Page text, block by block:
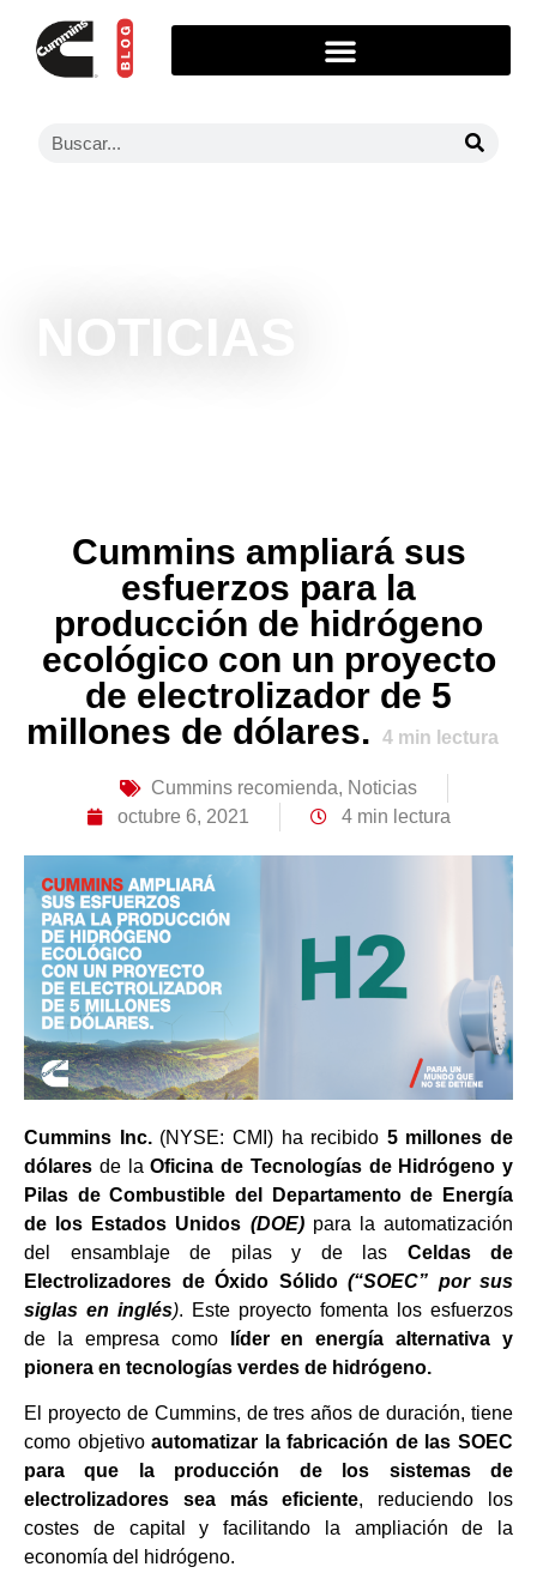
NOTICIAS
Cummins ampliará sus
esfuerzos para la
producción de hidrógeno
ecológico con un proyecto
de electrolizador de 5
millones de dólares.
4 min lectura
Cummins recomienda, Noticias
octubre 6, 2021
4 min lectura
Cummins Inc.(NYSE: CMI) ha recibido 5 millones de
dólares de laOficina de Tecnologías de Hidrógeno y
Pilas de Combustible del Departamento de Energía
de los Estados Unidos (DOE)para la automatización
del ensamblaje de pilas y de las Celdas de
Electrolizadores de Óxido Sólido (“SOEC” por sus
siglas en inglés). Este proyecto fomenta los esfuerzos
de la empresa como
líder en energía alternativa y
pionera en tecnologías verdes de hidrógeno.
El proyecto de Cummins, de tres años de duración, tiene
como objetivoautomatizar la fabricación de las SOEC
para que la producción de los sistemas de
electrolizadores sea más eficiente, reduciendo los
costes de capital y facilitando la ampliación de la
economía del hidrógeno.